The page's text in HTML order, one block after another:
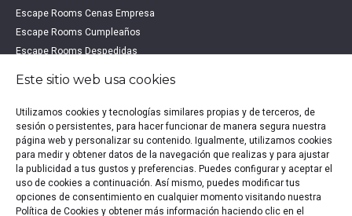
Escape Rooms Cenas Empresa
Escape Rooms Cumpleaños
Escape Rooms Despedidas
Escape Rooms Familias
Escape Rooms Halloween
Escape Rooms San Valentín
Estudio de Mercado Escape Rooms 2021
Qué es un Escape Room
Qué es un Hall Escape
Este sitio web usa cookies
Utilizamos cookies y tecnologías similares propias y de terceros, de
sesión o persistentes, para hacer funcionar de manera segura nuestra
página web y personalizar su contenido. Igualmente, utilizamos cookies
para medir y obtener datos de la navegación que realizas y para ajustar
la publicidad a tus gustos y preferencias. Puedes configurar y aceptar el
uso de cookies a continuación. Así mismo, puedes modificar tus
opciones de consentimiento en cualquier momento visitando nuestra
Política de Cookies y obtener más información haciendo clic en el